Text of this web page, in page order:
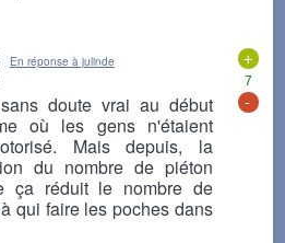
+
7
-
En réponse à julinde
doute vrai au début
où les gens n'étaient
Mais depuis, la
du nombre de piéton
ça réduit le nombre de
qui faire les poches dans